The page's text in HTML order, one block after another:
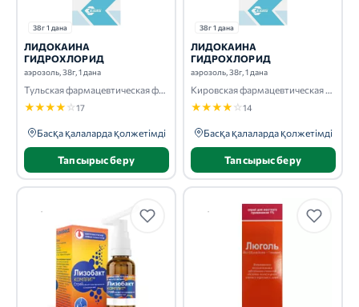
38г 1 дана
ЛИДОКАИНА
ГИДРОХЛОРИД
аэрозоль, 38г, 1 дана
Тульская фармацевтическая фабрика
★★★★ ☆17
Басқа қалаларда қолжетімді
Тапсырыс беру
38г 1 дана
ЛИДОКАИНА
ГИДРОХЛОРИД
аэрозоль, 38г, 1 дана
★★★★ ☆14
Басқа қалаларда қолжетімді
Тапсырыс беру